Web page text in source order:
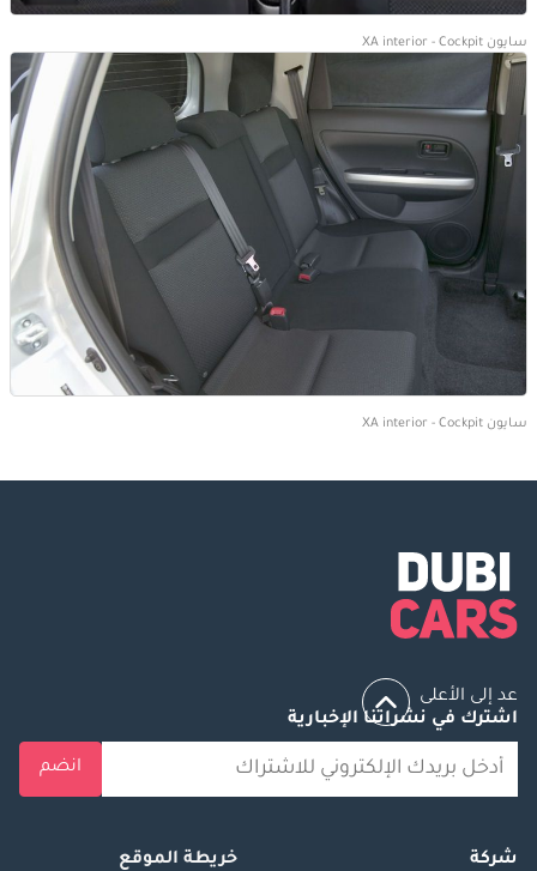
سايون XA interior - Cockpit
سايون XA interior - Cockpit
عد إلى الأعلى
اشترك في نشراتنا الإخبارية
انضم
شركة
خريطة الموقع